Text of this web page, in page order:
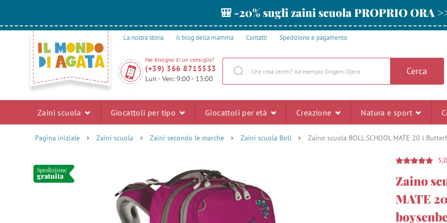
🎒 -20% sugli zaini scuola PROPRIO ORA
La nostra storia Il blog della mamma Contatti Spedizione e pagamento
Hai bisogno di un consiglio?
(+39) 366 8715533
Lun - Ven: 9:00 - 13:00
Cerca
Zaini scuola Giocattoli per tipo Giocattoli per età Creazione Natura e sport
Pagina iniziale Zaini scuola Zaini secondo le marche Zaini scuola Boll Zaino scuola BOLL SCHOOL MATE 20 l
Spedizione
gratuita
5,0
Zaino
MATE